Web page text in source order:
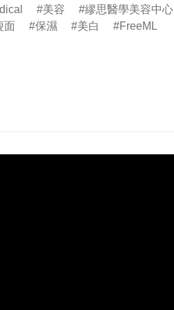
美容 繆思醫學美容中心
面 保濕 美白 FreeML